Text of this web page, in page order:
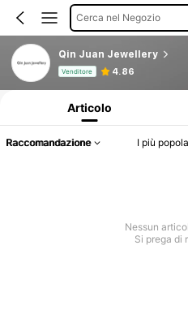
Cerca nel Negozio
Qin Juan Jewellery
Venditore 4.86
Articolo
Raccomandazione I più
Nessun
Si prega di